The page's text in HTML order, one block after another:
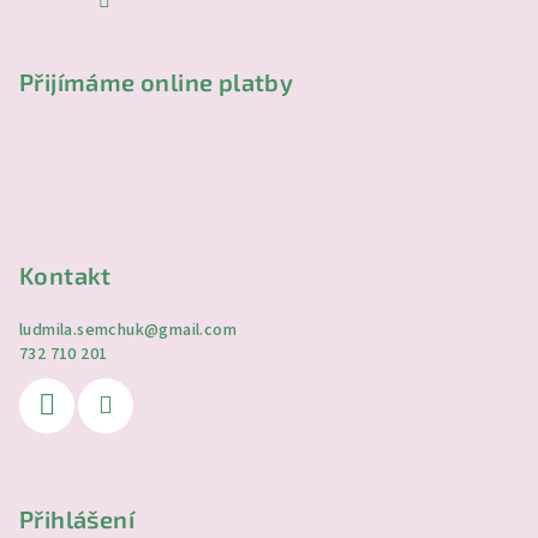
Přijímáme online platby
Kontakt
ludmila.semchuk@gmail.com
732 710 201
Přihlášení